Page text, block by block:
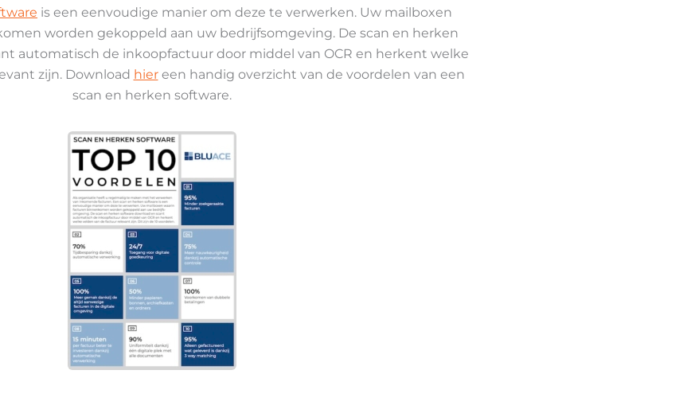
is een eenvoudige manier om deze te verwerken. Uw mailboxen
worden gekoppeld aan uw bedrijfsomgeving. De scan en herken
automatisch de inkoopfactuur door middel van OCR en herkent welke
zijn. Download hiereen handig overzicht van de voordelen van een
scan en herken software.